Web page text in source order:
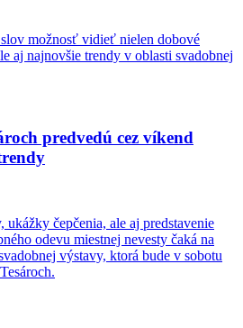
možnosť vidieť nielen dobové
aj najnovšie trendy v oblasti svadobnej
predvedú cez víkend
ukážky čepčenia, ale aj predstavenie
odevu miestnej nevesty čaká na
výstavy, ktorá bude v sobotu